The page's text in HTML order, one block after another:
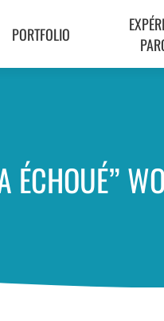
PORTFOLIO